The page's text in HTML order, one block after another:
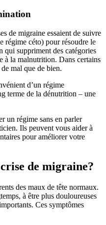
de migraine essaient de suivre
régime céto) pour résoudre le
qui suppriment des catégories
à la malnutrition. Dans certains
mal que de bien.
d’un régime
terme de la dénutrition – une
un régime sans en parler
Ils peuvent vous aider à
pour améliorer votre
de migraine?
des maux de tête normaux.
à être plus douloureuses
. Ces symptômes